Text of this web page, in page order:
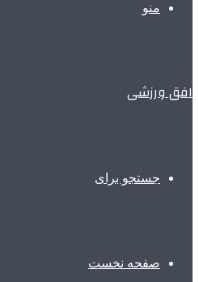
منو
افق ورزشی
جستجو برای
صفحه نخست